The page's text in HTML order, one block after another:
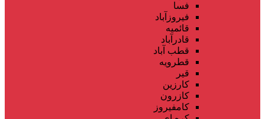
فسا
فیروزآباد
قائمیه
قادرآباد
قطب آباد
قطرویه
قیر
کارزین
کازرون
کامفیروز